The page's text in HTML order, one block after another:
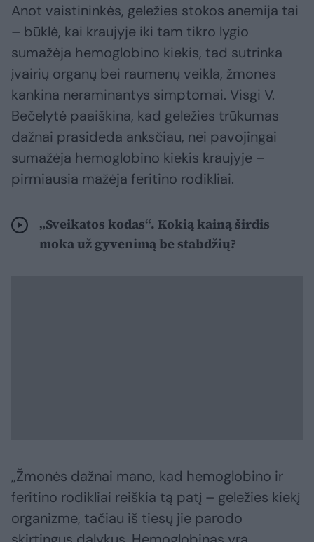
Anot vaistininkės, geležies stokos anemija tai
– būklė, kai kraujyje iki tam tikro lygio
sumažėja hemoglobino kiekis, tad sutrinka
įvairių organų bei raumenų veikla, žmones
kankina neraminantys simptomai. Visgi V.
Bečelytė paaiškina, kad geležies trūkumas
dažnai prasideda anksčiau, nei pavojingai
sumažėja hemoglobino kiekis kraujyje –
pirmiausia mažėja feritino rodikliai.
„Sveikatos kodas“. Kokią kainą širdis
moka už gyvenimą be stabdžių?
„Žmonės dažnai mano, kad hemoglobino ir
feritino rodikliai reiškia tą patį – geležies kiekį
organizme, tačiau iš tiesų jie parodo